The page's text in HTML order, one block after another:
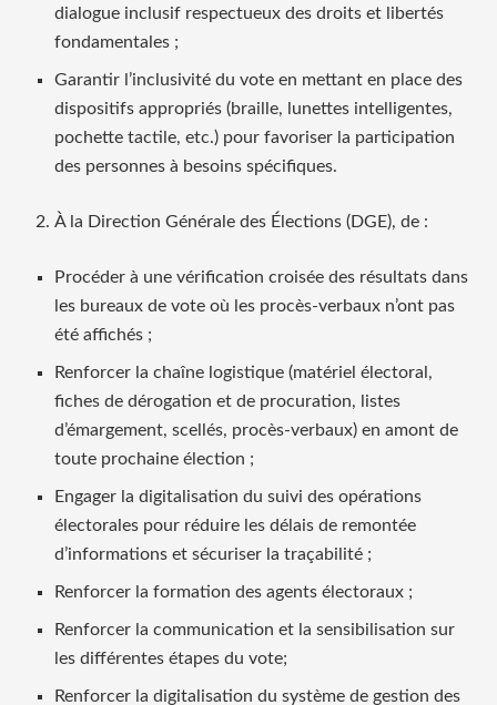
dialogue inclusif respectueux des droits et libertés
fondamentales ;
Garantir l’inclusivité du vote en mettant en place des
dispositifs appropriés (braille, lunettes intelligentes,
pochette tactile, etc.) pour favoriser la participation
des personnes à besoins spécifiques.
À la Direction Générale des Élections (DGE), de :
Procéder à une vérification croisée des résultats dans
les bureaux de vote où les procès-verbaux n’ont pas
été affichés ;
Renforcer la chaîne logistique (matériel électoral,
fiches de dérogation et de procuration, listes
d’émargement, scellés, procès-verbaux) en amont de
toute prochaine élection ;
Engager la digitalisation du suivi des opérations
électorales pour réduire les délais de remontée
d’informations et sécuriser la traçabilité ;
Renforcer la formation des agents électoraux ;
Renforcer la communication et la sensibilisation sur
les différentes étapes du vote;
Renforcer la digitalisation du système de gestion des